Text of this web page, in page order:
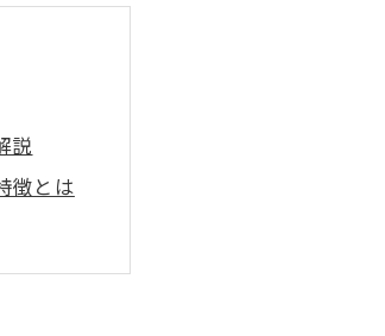
説
徴とは
トを確認